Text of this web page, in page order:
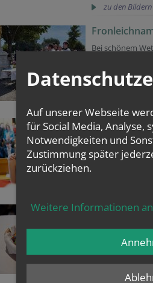
zu den Bildern
Bei schönem
zu den Bildern
Firmung
Am
Loretto-Kirche
zu den Bildern
39 Kinder haben
Erstkommunion
Am
Auf unserer Webseite
für Social Media, Analyse,
Notwendigkeiten und
Zustimmung später
zurückziehen.
Weitere Informationen